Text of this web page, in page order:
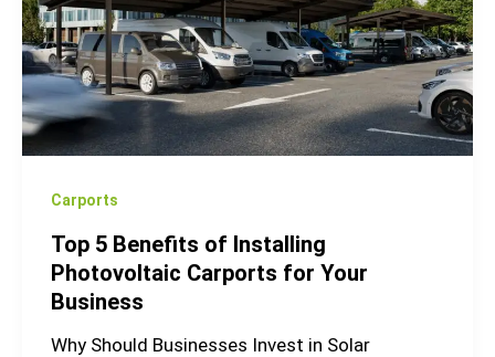
Carports
Top 5 Benefits of Installing
Photovoltaic Carports for Your
Business
Why Should Businesses Invest in Solar
Carports
for
Your
Business